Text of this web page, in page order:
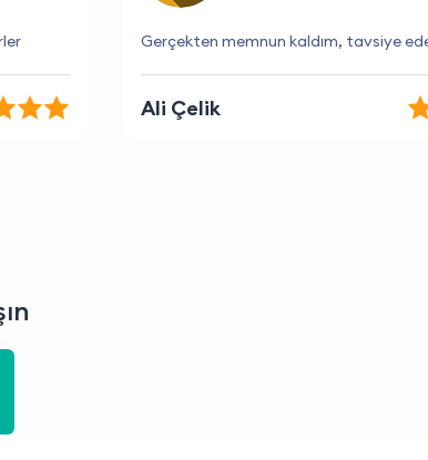
Hızlı ve etkili çözüm sunuyorlar.
Melis Taşdemir